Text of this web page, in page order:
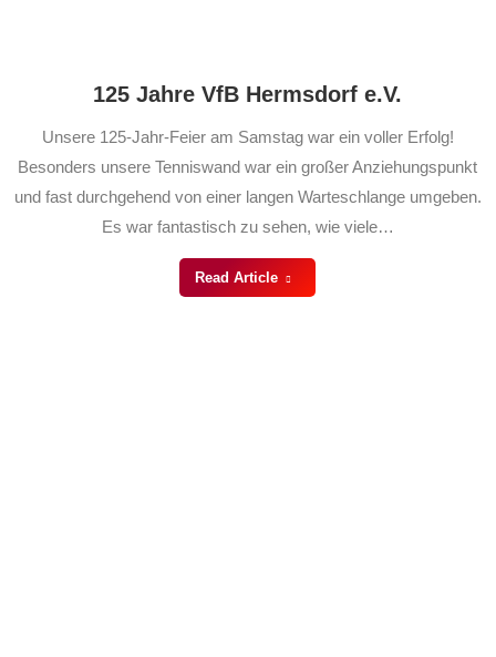
125 Jahre VfB Hermsdorf e.V.
Unsere 125-Jahr-Feier am Samstag war ein voller Erfolg!
Besonders unsere Tenniswand war ein großer Anziehungspunkt
und fast durchgehend von einer langen Warteschlange umgeben.
Es war fantastisch zu sehen, wie viele…
Read Article